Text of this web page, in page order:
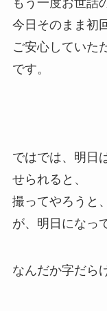
もう一度お世話
今日そのまま初
ご安心していた
です。
ではでは、明日
せられると、
撮ってやろうと
が、明日になっ
なんだか字だら